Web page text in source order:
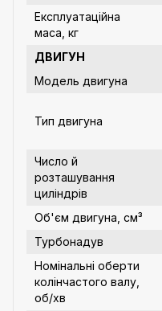
Експлуатаційна
маса, кг
ДВИГУН
Модель двигуна
Тип двигуна
Число й
розташування
циліндрів
Об'єм двигуна, см³
Турбонадув
Номінальні оберти
колінчастого валу,
об/хв